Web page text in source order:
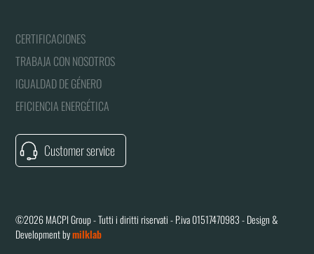
CERTIFICACIONES
TRABAJA CON NOSOTROS
IGUALDAD DE GÉNERO
EFICIENCIA ENERGÉTICA
Customer service
©2026 MACPI Group - Tutti i diritti riservati - P.iva 01517470983 - Design &
Development bymilklab